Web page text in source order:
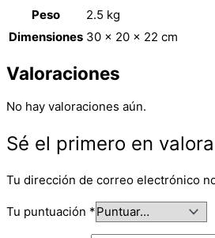
Peso
2.5 kg
Dimensiones 30 × 20 × 22 cm
Valoraciones
No hay valoraciones aún.
Sé el primero en
Tu dirección de correo electrónico
Tu puntuación *